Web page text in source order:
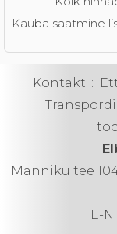
Kauba saatmine
Kontakt ::
Männiku tee 104/
E-N